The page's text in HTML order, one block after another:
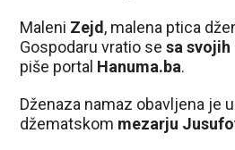
Maleni Zejd, malena ptica
Gospodaru vratio sesa
piše portal Hanuma.ba.
Dženaza namaz obavljena je
džematskom mezarju